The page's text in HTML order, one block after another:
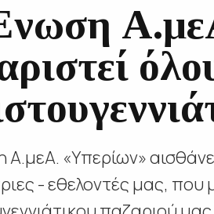
«Υπερίων»
- εθελοντές μας,